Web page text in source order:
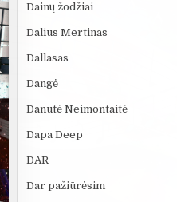
Dainų žodžiai
Dalius Mertinas
Dallasas
Dangė
Danutė Neimontaitė
Dapa Deep
DAR
Dar pažiūrėsim